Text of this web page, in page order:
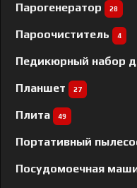
Парогенератор 28
Пароочиститель 4
Педикюрный набор
Планшет 27
Плита 49
Портативный
Посудомоечная